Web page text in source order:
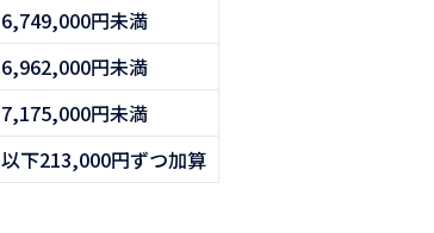
6,749,000円未満
6,962,000円未満
7,175,000円未満
以下213,000円ずつ加算